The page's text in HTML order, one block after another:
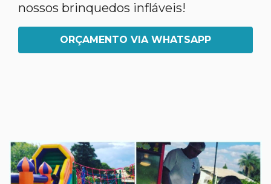
nossos brinquedos infláveis!
ORÇAMENTO VIA WHATSAPP